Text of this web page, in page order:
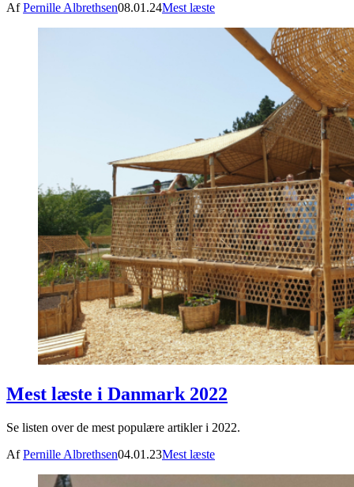
AfPernille Albrethsen08.01.24Mest læste
Mest læste i Danmark 2022
Se listen over de mest populære artikler i 2022.
AfPernille Albrethsen04.01.23Mest læste